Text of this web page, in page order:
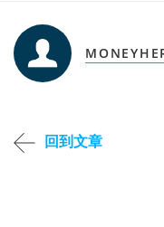
回到文章